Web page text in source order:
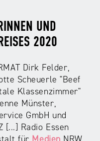
UND
2020
Dirk Felder,
Scheuerle "Beef
Klassenzimmer"
Münster,
GmbH und
[...] Radio Essen